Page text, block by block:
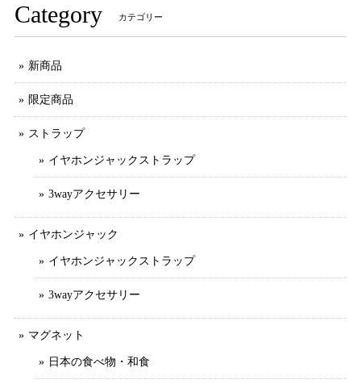
Category カテゴリー
新商品
限定商品
ストラップ
イヤホンジャックストラップ
3wayアクセサリー
イヤホンジャック
イヤホンジャックストラップ
3wayアクセサリー
マグネット
日本の食べ物・和食